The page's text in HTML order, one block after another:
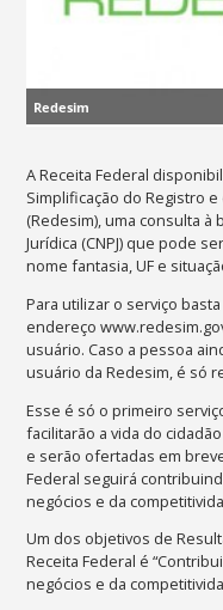
Redesim
A Receita Federal
Simplificação do Registro
(Redesim), uma consulta à
Jurídica (CNPJ) que pode
nome fantasia, UF e
Para utilizar o serviço
endereço
usuário. Caso a pessoa
usuário da Redesim, é só
Esse é só o primeiro
facilitarão a vida do
e serão ofertadas em
Federal seguirá
negócios e da
Um dos objetivos de
Receita Federal é
negócios e da